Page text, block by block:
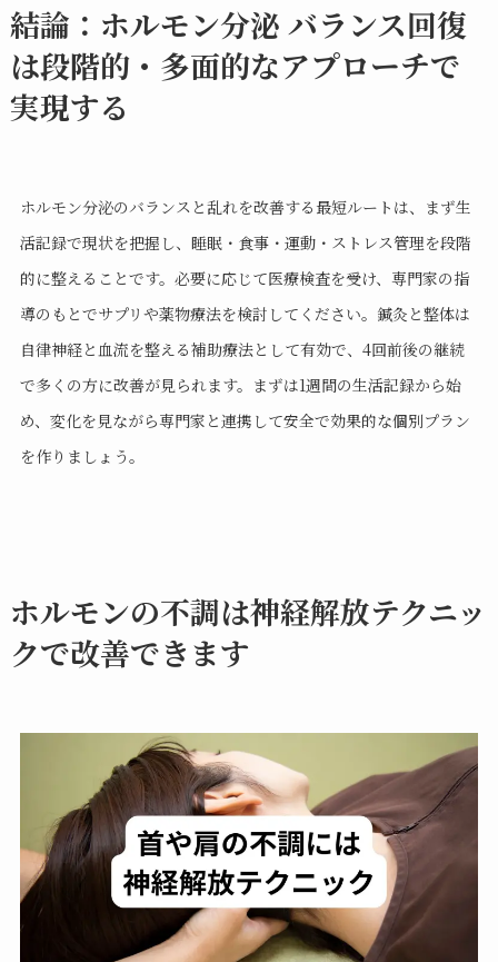
結論：ホルモン分泌 バランス回復
は段階的・多面的なアプローチで
実現する
ホルモン分泌のバランスと乱れを改善する最短ルートは、まず生
活記録で現状を把握し、睡眠・食事・運動・ストレス管理を段階
的に整えることです。必要に応じて医療検査を受け、専門家の指
導のもとでサプリや薬物療法を検討してください。鍼灸と整体は
自律神経と血流を整える補助療法として有効で、4回前後の継続
で多くの方に改善が見られます。まずは1週間の生活記録から始
め、変化を見ながら専門家と連携して安全で効果的な個別プラン
を作りましょう。
ホルモンの不調は神経解放テクニッ
クで改善できます